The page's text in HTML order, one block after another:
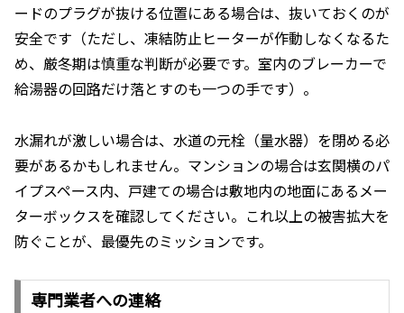
ードのプラグが抜ける位置にある場合は、抜いておくのが
安全です（ただし、凍結防止ヒーターが作動しなくなるた
め、厳冬期は慎重な判断が必要です。室内のブレーカーで
給湯器の回路だけ落とすのも一つの手です）。
水漏れが激しい場合は、水道の元栓（量水器）を閉める必
要があるかもしれません。マンションの場合は玄関横のパ
イプスペース内、戸建ての場合は敷地内の地面にあるメー
ターボックスを確認してください。これ以上の被害拡大を
防ぐことが、最優先のミッションです。
専門業者への連絡